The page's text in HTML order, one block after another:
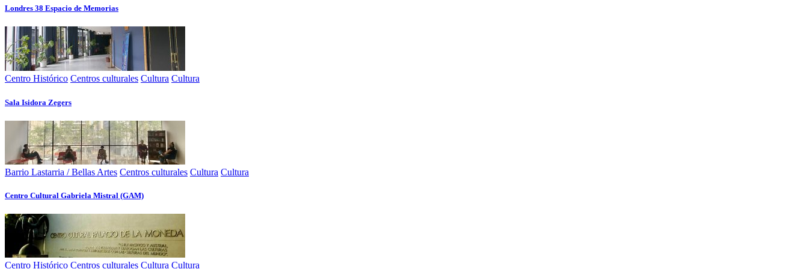
Londres 38 Espacio de Memorias
Centro Histórico Centros culturales Cultura Cultura
Sala Isidora Zegers
Barrio Lastarria / Bellas Artes Centros culturales Cultura Cultura
Centro Cultural Gabriela Mistral (GAM)
Centro Histórico Centros culturales Cultura Cultura